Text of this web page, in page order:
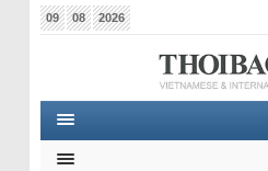
09 08 2026